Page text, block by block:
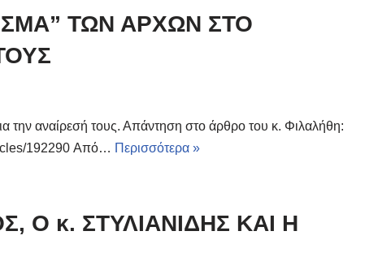
ΤΩΝ ΑΡΧΩΝ ΣΤΟ
την αναίρεσή τους. Απάντηση στο άρθρο του κ. Φιλαλήθη:
192290 Από… Περισσότερα »
Ο κ. ΣΤΥΛΙΑΝΙΔΗΣ ΚΑΙ Η